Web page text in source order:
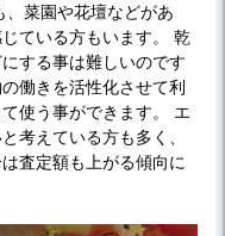
、菜園や花壇などがあ
ている方もいます。 乾
する事は難しいのです
働きを活性化させて利
使う事ができます。 エ
考えている方も多く、
査定額も上がる傾向に